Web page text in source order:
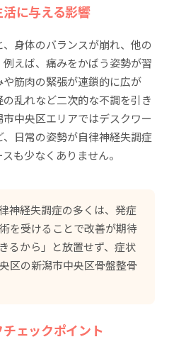
活に与える影響
身体のバランスが崩れ、他の
えば、痛みをかばう姿勢が習
筋肉の緊張が連鎖的に広が
乱れなど二次的な不調を引き
中央区エリアではデスクワー
日常の姿勢が自律神経失調症
も少なくありません。
神経失調症の多くは、発症
を受けることで改善が期待
るから」と放置せず、症状
区の新潟市中央区骨盤整骨
ェックポイント